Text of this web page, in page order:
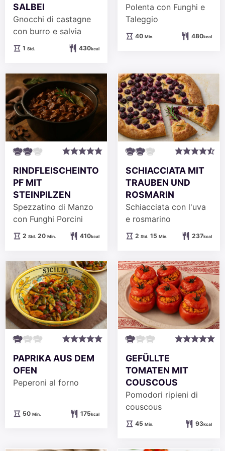
SALBEI
Gnocchi di castagne
con burro e salvia
1Stunde
Std. 430kcal
Polenta con Funghi e
Taleggio
40Minuten
Min. 480kcal
RINDFLEISCHEINTO
PF MIT
STEINPILZEN
Spezzatino di Manzo
con Funghi Porcini
2Stunden
Std. 20Minuten
Min. 410kcal
SCHIACCIATA MIT
TRAUBEN UND
ROSMARIN
Schiacciata con l'uva
e rosmarino
2Stunden
Std. 15Minuten
Min. 237kcal
PAPRIKA AUS DEM
OFEN
Peperoni al forno
50Minuten
Min. 175kcal
GEFÜLLTE
TOMATEN MIT
COUSCOUS
Pomodori ripieni di
couscous
45Minuten
Min. 93kcal